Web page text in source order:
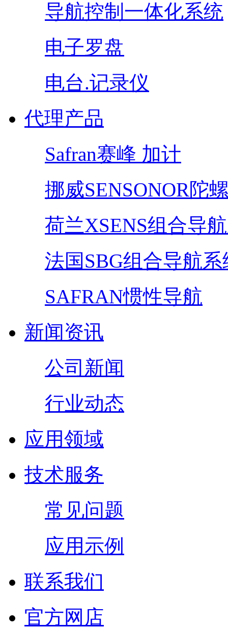
导航控制一体化系统
电子罗盘
电台.记录仪
代理产品
Safran赛峰 加计
挪威SENSONOR陀
荷兰XSENS组合导
法国SBG组合导航系
SAFRAN惯性导航
新闻资讯
公司新闻
行业动态
应用领域
技术服务
常见问题
应用示例
联系我们
官方网店